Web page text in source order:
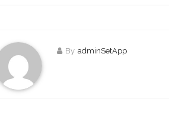
By adminSetApp